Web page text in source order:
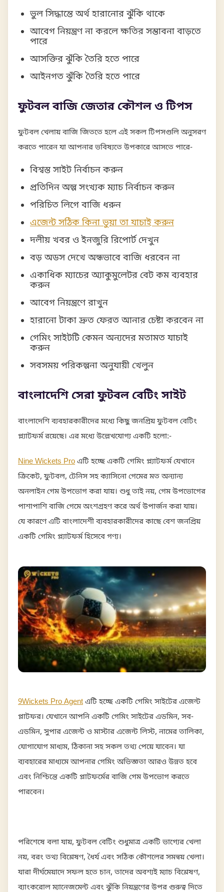
ভুল সিদ্ধান্তে অর্থ হারানোর ঝুঁকি থাকে
আবেগ নিয়ন্ত্রণ না করলে ক্ষতির সম্ভাবনা বাড়তে
পারে
আসক্তির ঝুঁকি তৈরি হতে পারে
আইনগত ঝুঁকি তৈরি হতে পারে
ফুটবল বাজি জেতার কৌশল ও টিপস
ফুটবল খেলায় বাজি জিততে হলে এই সকল টিপসগুলি অনুসরণ
করতে পারেন যা আপনার ভবিষ্যতে উপকারে আসতে পারে-
বিশ্বস্ত সাইট নির্বাচন করুন
প্রতিদিন অল্প সংখ্যক ম্যাচ নির্বাচন করুন
পরিচিত লিগে বাজি ধরুন
এজেন্ট সঠিক কিনা ভুয়া তা যাচাই করুন
দলীয় খবর ও ইনজুরি রিপোর্ট দেখুন
বড় অডস দেখে অন্ধভাবে বাজি ধরবেন না
একাধিক ম্যাচের অ্যাকুমুলেটর বেট কম ব্যবহার
করুন
আবেগ নিয়ন্ত্রণে রাখুন
হারানো টাকা দ্রুত ফেরত আনার চেষ্টা করবেন না
গেমিং সাইটটি কেমন অন্যদের মতামত যাচাই
করুন
সবসময় পরিকল্পনা অনুযায়ী খেলুন
বাংলাদেশি সেরা ফুটবল বেটিং সাইট
বাংলাদেশি ব্যবহারকারীদের মধ্যে কিছু জনপ্রিয় ফুটবল বেটিং
প্ল্যাটফর্ম রয়েছে। এর মধ্যে উল্লেখযোগ্য একটি হলো:-
Nine Wickets Pro এটি হচ্ছে একটি গেমিং প্ল্যাটফর্ম যেখানে
ক্রিকেট, ফুটবল, টেনিস সহ ক্যাসিনো গেমের মত অন্যান্য
অনলাইন গেম উপভোগ করা যায়। শুধু তাই নয়, গেম উপভোগের
পাশাপাশি বাজি গেমে অংশগ্রহণ করে অর্থ উপার্জন করা যায়।
যে কারণে এটি বাংলাদেশী ব্যবহারকারীদের কাছে বেশ জনপ্রিয়
একটি গেমিং প্ল্যাটফর্ম হিসেবে গণ্য।
9Wickets Pro Agent এটি হচ্ছে একটি গেমিং সাইটের এজেন্ট
প্লাটফর। যেখানে আপনি একটি গেমিং সাইটের এডমিন, সব-
এডমিন, সুপার এজেন্ট ও মাস্টার এজেন্ট লিস্ট, নামের তালিকা,
যোগাযোগ মাধ্যম, ঠিকানা সহ সকল তথ্য পেয়ে যাবেন। যা
ব্যবহারের মাধ্যমে আপনার গেমিং অভিজ্ঞতা আরও উন্নত হবে
এবং নিশ্চিন্তে একটি প্লাটফর্মের বাজি গেম উপভোগ করতে
পারবেন।
পরিশেষে বলা যায়, ফুটবল বেটিং শুধুমাত্র একটি ভাগ্যের খেলা
নয়, বরং তথ্য বিশ্লেষণ, ধৈর্য এবং সঠিক কৌশলের সমন্বয় খেলা।
যারা দীর্ঘমেয়াদে সফল হতে চান, তাদের অবশ্যই ম্যাচ বিশ্লেষণ,
ব্যাংকরোল ম্যানেজমেন্ট এবং ঝুঁকি নিয়ন্ত্রণের উপর গুরুত্ব দিতে